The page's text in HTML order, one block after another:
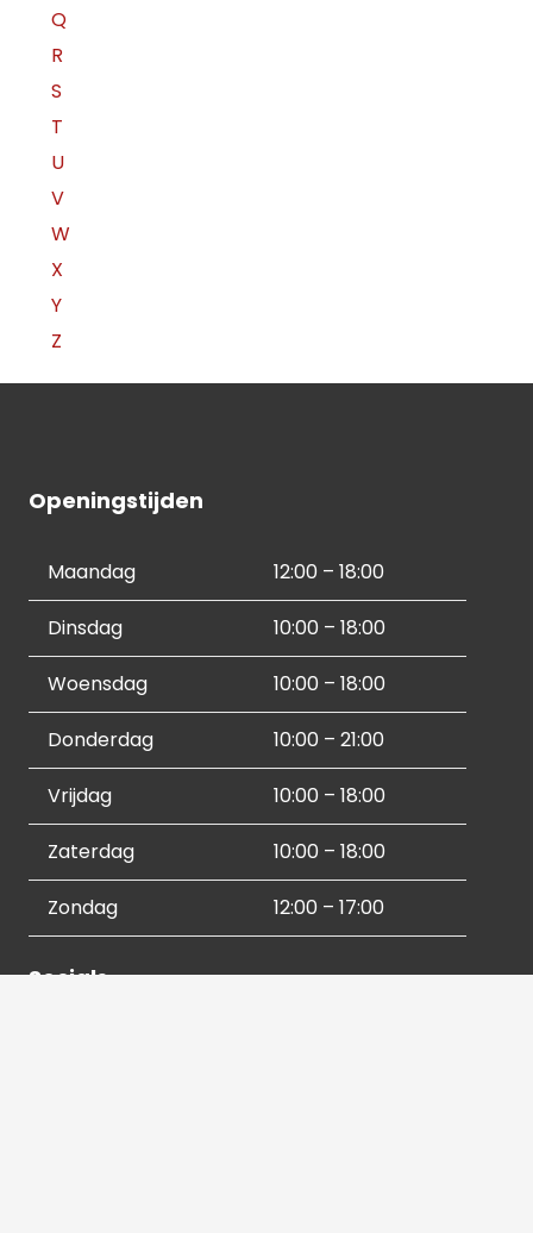
Q
R
S
T
U
V
W
X
Y
Z
Openingstijden
Maandag 12:00 – 18:00
Dinsdag 10:00 – 18:00
Woensdag 10:00 – 18:00
Donderdag 10:00 – 21:00
Vrijdag 10:00 – 18:00
Zaterdag 10:00 – 18:00
Zondag 12:00 – 17:00
Socials